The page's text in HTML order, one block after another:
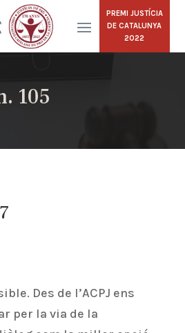
PREMI JUSTÍCIA
DE CATALUNYA
2022
105
Des de l’ACPJ ens
per la via de la